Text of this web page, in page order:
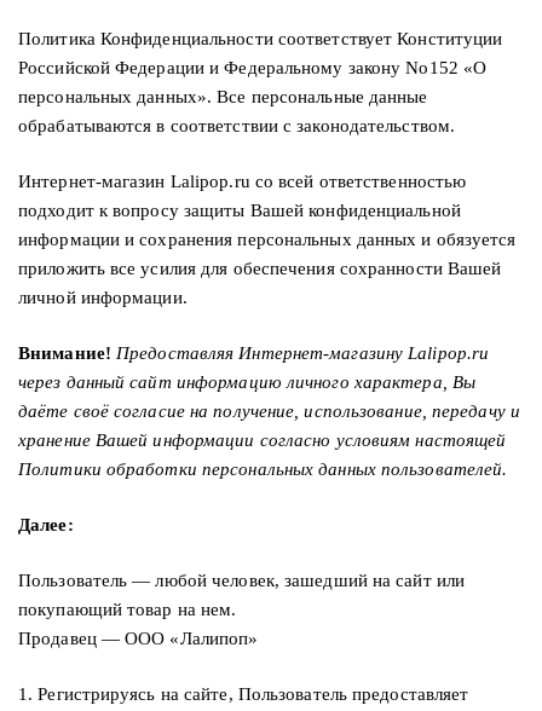
Джемперы
Жакеты
Кардиганы
Костюмы
Платья
Топы
футболки
Туники
для
Белье
колготки
Брошки
Комплекты
Шкатулки
Заколки
Авторские
Новинки
Зажимы
для
платков
Новинки
Политика Конфиденциальности соответствует Конституции
Российской Федерации и Федеральному закону No152 «О
персональных данных». Все персональные данные
обрабатываются в соответствии с законодательством.
Интернет-магазин Lalipop.ru со всей ответственностью
подходит к вопросу защиты Вашей конфиденциальной
информации и сохранения персональных данных и обязуется
приложить все усилия для обеспечения сохранности Вашей
личной информации.
Внимание! Предоставляя Интернет-магазину Lalipop.ru
через данный сайт информацию личного характера, Вы
даёте своё согласие на получение, использование, передачу и
хранение Вашей информации согласно условиям настоящей
Политики обработки персональных данных пользователей.
Далее:
Пользователь — любой человек, зашедший на сайт или
покупающий товар на нем.
Продавец — ООО «Лалипоп»
1. Регистрируясь на сайте, Пользователь предоставляет